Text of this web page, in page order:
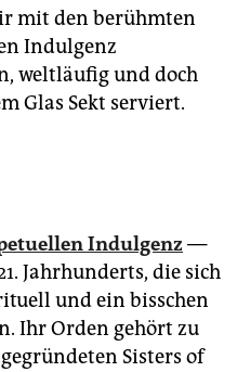
mit den berühmten
Indulgenz
weltläufig und doch
Glas Sekt serviert.
Indulgenz —
Jahrhunderts, die sich
und ein bisschen
Ihr Orden gehört zu
Sisters of